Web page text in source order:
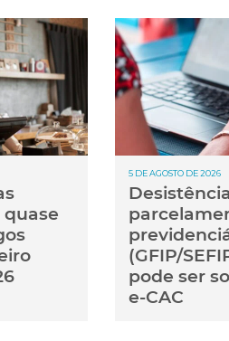
5 DE AGOSTO DE 2026
(GFIP/
pode ser
e-CAC